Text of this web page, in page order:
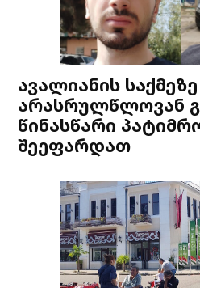
ავალიანის
არასრულწლოვან
წინასწარი
შეეფარდათ